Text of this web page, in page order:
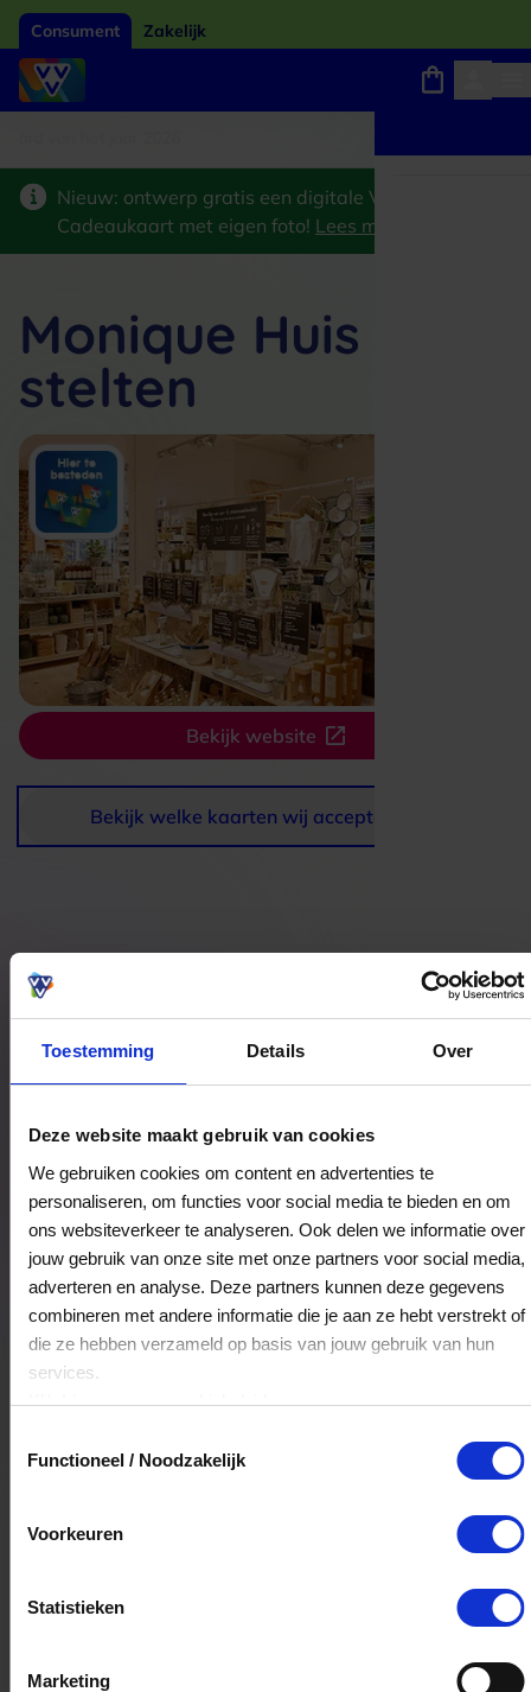
Toestemming Details Over
Deze website maakt gebruik van cookies
We gebruiken cookies om content en advertenties te
personaliseren, om functies voor social media te bieden en om
ons websiteverkeer te analyseren. Ook delen we informatie over
jouw gebruik van onze site met onze partners voor social media,
adverteren en analyse. Deze partners kunnen deze gegevens
combineren met andere informatie die je aan ze hebt verstrekt of
die ze hebben verzameld op basis van jouw gebruik van hun
services.
Klikhiervoor ons cookiebeleid.
Functioneel / Noodzakelijk
Voorkeuren
Statistieken
Marketing
Consument Zakelijk
Nieuw: ontwerp gratis een digitale VVV
Cadeaukaart met eigen foto! Lees meer
Bekijk website
Monique Huis op
stelten
Bekijk welke kaarten wij accepteren
Bestedingslocaties
Monique Huis op stelten
Wilhelminastraat 24
7721CH Dalfsen
Veelgestelde Vragen
Kan ik het saldo in delen besteden?
Het volledige saldo op de VVV cadeaukaart